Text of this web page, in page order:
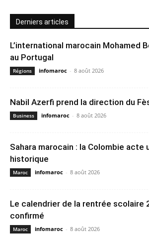
Derniers articles
L’international marocain Mohamed
au Portugal
Régions infomaroc - 8 août 2026
Nabil Azerfi prend la direction du
Business infomaroc - 8 août 2026
Sahara marocain : la Colombie acte
historique
Maroc infomaroc - 8 août 2026
Le calendrier de la rentrée scolaire
confirmé
Maroc infomaroc - 8 août 2026